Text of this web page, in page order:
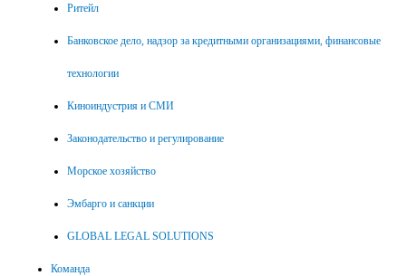
Ритейл
Банковское дело, надзор за кредитными организациями, финансовые
технологии
Киноиндустрия и СМИ
Законодательство и регулирование
Морское хозяйство
Эмбарго и санкции
GLOBAL LEGAL SOLUTIONS
Команда